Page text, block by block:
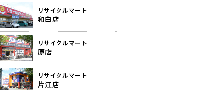
リサイクルマート
和白店
リサイクルマート
原店
リサイクルマート
片江店